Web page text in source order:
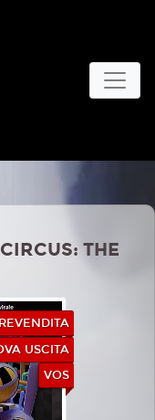
THE
USCITA
VOS